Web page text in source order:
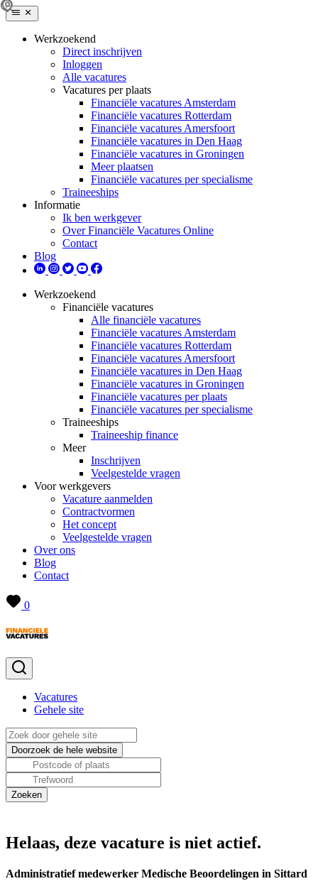
Werkzoekend
Direct inschrijven
Inloggen
Alle vacatures
Vacatures per plaats
Financiële vacatures Amsterdam
Financiële vacatures Rotterdam
Financiële vacatures Amersfoort
Financiële vacatures in Den Haag
Financiële vacatures in Groningen
Meer plaatsen
Financiële vacatures per specialisme
Traineeships
Informatie
Ik ben werkgever
Over Financiële Vacatures Online
Contact
Blog
Werkzoekend
Financiële vacatures
Alle financiële vacatures
Financiële vacatures Amsterdam
Financiële vacatures Rotterdam
Financiële vacatures Amersfoort
Financiële vacatures in Den Haag
Financiële vacatures in Groningen
Financiële vacatures per plaats
Financiële vacatures per specialisme
Traineeships
Traineeship finance
Meer
Inschrijven
Veelgestelde vragen
Voor werkgevers
Vacature aanmelden
Contractvormen
Het concept
Veelgestelde vragen
Over ons
Blog
Contact
0
Vacatures
Gehele site
Helaas, deze vacature is niet actief.
Administratief medewerker Medische Beoordelingen in Sittard